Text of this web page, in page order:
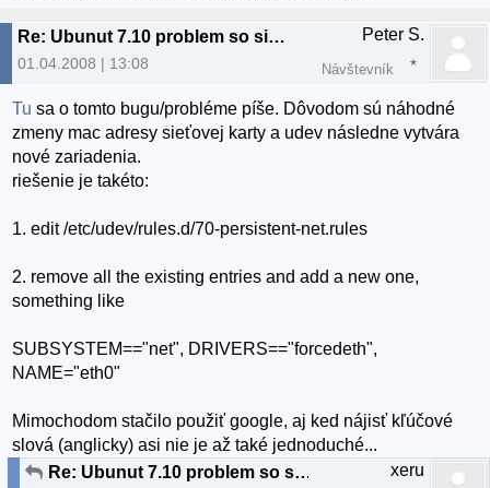
Re: Ubunut 7.10 problem so sietovou kartou na notebooku
01.04.2008 | 13:08
Peter S.
Návštevník
Tu sa o tomto bugu/probléme píše. Dôvodom sú náhodné
zmeny mac adresy sieťovej karty a udev následne vytvára
nové zariadenia.
riešenie je takéto:
1. edit /etc/udev/rules.d/70-persistent-net.rules
2. remove all the existing entries and add a new one,
something like
SUBSYSTEM=="net", DRIVERS=="forcedeth",
NAME="eth0"
Mimochodom stačilo použiť google, aj ked nájisť kľúčové
slová (anglicky) asi nie je až také jednoduché...
Re: Ubunut 7.10 problem so sietovou kartou na notebooku
xeru